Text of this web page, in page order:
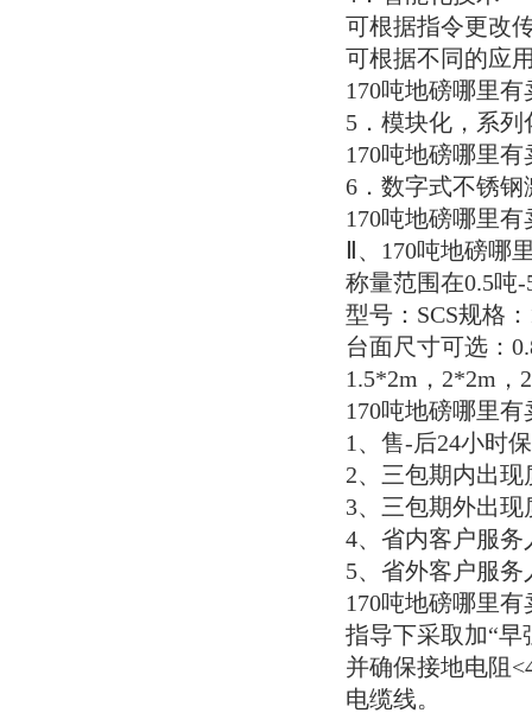
可根据指令更改
可根据不同的应
170吨地磅哪里有
5．模块化，系
170吨地磅哪里有
6．数字式不锈
170吨地磅哪里有
Ⅱ、170吨地磅
称量范围在0.5吨-
型号：SCS规格
台面尺寸可选：
1.5*2m，2*2m，
170吨地磅哪里
1、售-后24小时
2、三包期内出
3、三包期外出
4、省内客户服务
5、省外客户服
170吨地磅哪里
指导下采取加“
并确保接地电阻
电缆线。